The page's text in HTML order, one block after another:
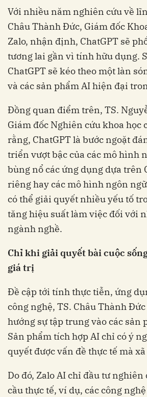
Với nhiều năm nghiên cứu về
Châu Thành Đức, Giám đốc
Zalo, nhận định, ChatGPT sẽ
tương lai gần vì tính hữu dụng.
ChatGPT sẽ kéo theo một làn
và các sản phẩm AI hiện đại
Đồng quan điểm trên, TS.
Giám đốc Nghiên cứu khoa học
rằng, ChatGPT là bước ngoặt
triển vượt bậc của các mô hình
bùng nổ các ứng dụng dựa trên
riêng hay các mô hình ngôn
có thể giải quyết nhiều yếu tố
tăng hiệu suất làm việc đối với
ngành nghề.
Chỉ khi giải quyết bài cuộc
giá trị
Đề cập tới tính thực tiễn, ứng
công nghệ, TS. Châu Thành
hướng sự tập trung vào các sản
Sản phẩm tích hợp AI chỉ có ý
quyết được vấn đề thực tế mà
Do đó, Zalo AI chỉ đầu tư
cầu thực tế, ví dụ, các công